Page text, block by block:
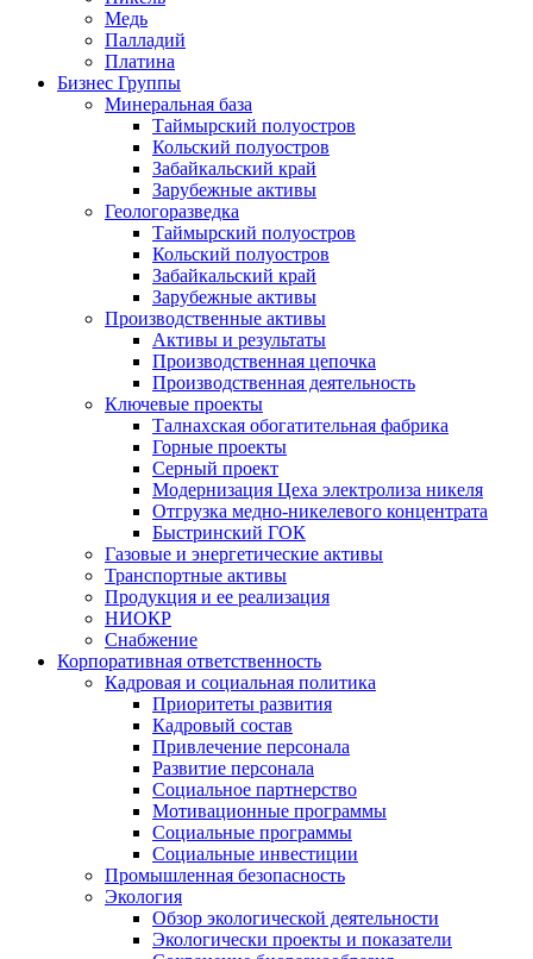
Медь
Палладий
Платина
Бизнес Группы
Минеральная база
Таймырский полуостров
Кольский полуостров
Забайкальский край
Зарубежные активы
Геологоразведка
Таймырский полуостров
Кольский полуостров
Забайкальский край
Зарубежные активы
Производственные активы
Активы и результаты
Производственная цепочка
Производственная деятельность
Ключевые проекты
Талнахская обогатительная фабрика
Горные проекты
Серный проект
Модернизация Цеха электролиза никеля
Отгрузка медно-никелевого концентрата
Быстринский ГОК
Газовые и энергетические активы
Транспортные активы
Продукция и ее реализация
НИОКР
Снабжение
Корпоративная ответственность
Кадровая и социальная политика
Приоритеты развития
Кадровый состав
Привлечение персонала
Развитие персонала
Социальное партнерство
Мотивационные программы
Социальные программы
Социальные инвестиции
Промышленная безопасность
Экология
Обзор экологической деятельности
Экологически проекты и показатели